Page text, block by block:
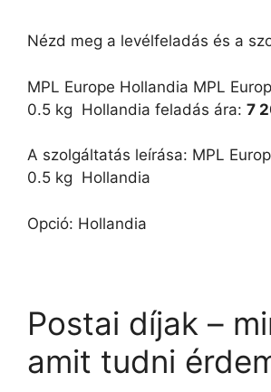
Nézd meg a levélfeladás és a
MPL Europe Hollandia MPL
0.5 kg  Hollandia feladás ára: 7
A szolgáltatás leírása: MPL
0.5 kg  Hollandia
Opció: Hollandia
Postai díjak –
amit tudni